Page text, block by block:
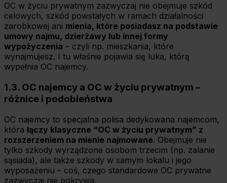
OC w życiu prywatnym zazwyczaj nie obejmuje szkód
celowych, szkód powstałych w ramach działalności
zarobkowej ani mienia, które posiadasz na podstawie
umowy najmu, dzierżawy lub innej formy
wypożyczenia – czyli np. mieszkania, które
wynajmujesz. I tu właśnie pojawia się luka, którą
wypełnia OC najemcy.
1.3. OC najemcy a OC w życiu prywatnym –
różnice i podobieństwa
OC najemcy to specjalna polisa dedykowana najemcom,
która łączy klasyczne “OC w życiu prywatnym” z
rozszerzeniem na mienie najmowane. Obejmuje nie
tylko szkody wyrządzone osobom trzecim (np. zalanie
sąsiada), ale także szkody w samym lokalu i jego
wyposażeniu – coś, czego standardowe OC prywatne
zazwyczaj nie pokrywa.